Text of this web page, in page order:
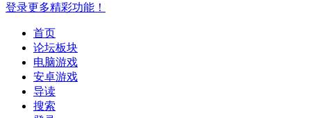
登录更多精彩功能！
首页
论坛板块
电脑游戏
安卓游戏
导读
搜索